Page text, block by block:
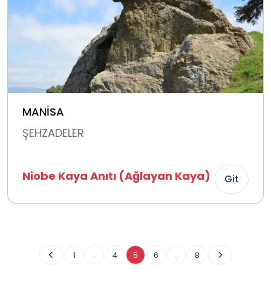
MANİSA
ŞEHZADELER
Niobe Kaya Anıtı (Ağlayan Kaya) Git
1 ... 4 5 6 ... 8